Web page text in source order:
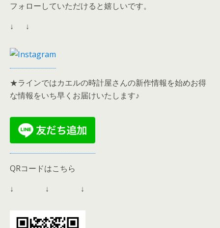
フォローしていただけると嬉しいです。
↓ ↓
★ラインではカエルの時計屋さんの新作情報を始めお得
な情報をいち早くお届けいたします♪
QRコードはこちら
↓ ↓ ↓